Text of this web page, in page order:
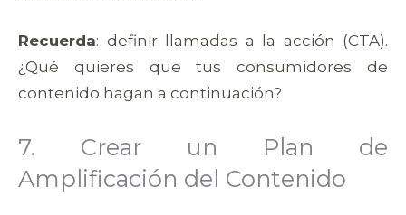
Recuerda: definir llamadas a la acción (CTA).
¿Qué quieres que tus consumidores de
contenido hagan a continuación?
7. Crear un Plan de
Amplificación del Contenido